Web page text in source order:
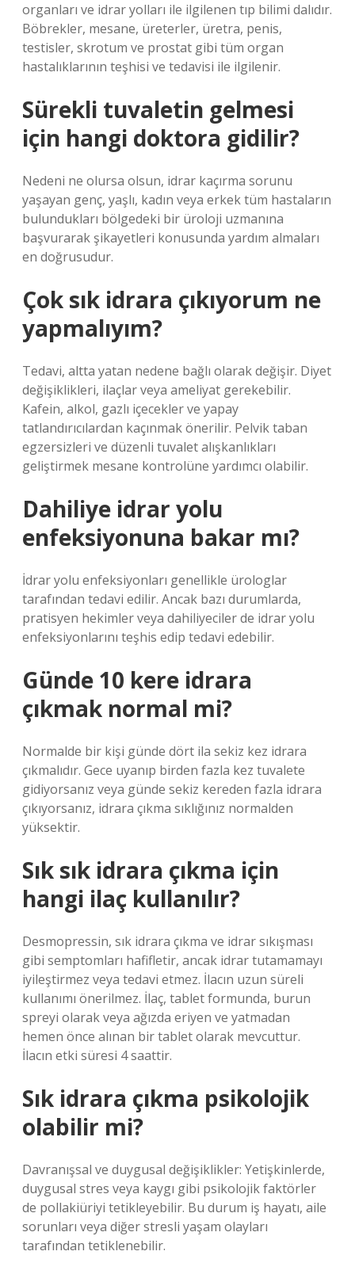
organları ve idrar yolları ile ilgilenen tıp bilimi dalıdır.
Böbrekler, mesane, üreterler, üretra, penis,
testisler, skrotum ve prostat gibi tüm organ
hastalıklarının teşhisi ve tedavisi ile ilgilenir.
Sürekli tuvaletin gelmesi
için hangi doktora gidilir?
Nedeni ne olursa olsun, idrar kaçırma sorunu
yaşayan genç, yaşlı, kadın veya erkek tüm hastaların
bulundukları bölgedeki bir üroloji uzmanına
başvurarak şikayetleri konusunda yardım almaları
en doğrusudur.
Çok sık idrara çıkıyorum ne
yapmalıyım?
Tedavi, altta yatan nedene bağlı olarak değişir. Diyet
değişiklikleri, ilaçlar veya ameliyat gerekebilir.
Kafein, alkol, gazlı içecekler ve yapay
tatlandırıcılardan kaçınmak önerilir. Pelvik taban
egzersizleri ve düzenli tuvalet alışkanlıkları
geliştirmek mesane kontrolüne yardımcı olabilir.
Dahiliye idrar yolu
enfeksiyonuna bakar mı?
İdrar yolu enfeksiyonları genellikle ürologlar
tarafından tedavi edilir. Ancak bazı durumlarda,
pratisyen hekimler veya dahiliyeciler de idrar yolu
enfeksiyonlarını teşhis edip tedavi edebilir.
Günde 10 kere idrara
çıkmak normal mi?
Normalde bir kişi günde dört ila sekiz kez idrara
çıkmalıdır. Gece uyanıp birden fazla kez tuvalete
gidiyorsanız veya günde sekiz kereden fazla idrara
çıkıyorsanız, idrara çıkma sıklığınız normalden
yüksektir.
Sık sık idrara çıkma için
hangi ilaç kullanılır?
Desmopressin, sık idrara çıkma ve idrar sıkışması
gibi semptomları hafifletir, ancak idrar tutamamayı
iyileştirmez veya tedavi etmez. İlacın uzun süreli
kullanımı önerilmez. İlaç, tablet formunda, burun
spreyi olarak veya ağızda eriyen ve yatmadan
hemen önce alınan bir tablet olarak mevcuttur.
İlacın etki süresi 4 saattir.
Sık idrara çıkma psikolojik
olabilir mi?
Davranışsal ve duygusal değişiklikler: Yetişkinlerde,
duygusal stres veya kaygı gibi psikolojik faktörler
de pollakiüriyi tetikleyebilir. Bu durum iş hayatı, aile
sorunları veya diğer stresli yaşam olayları
tarafından tetiklenebilir.